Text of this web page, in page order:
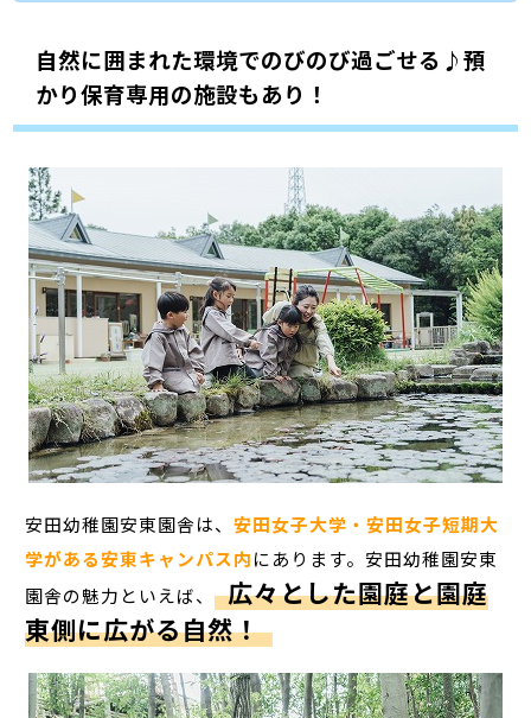
自然に囲まれた環境でのびのび過ごせる♪預
かり保育専用の施設もあり！
安田幼稚園安東園舎は、安田女子大学・安田女子短期大
学がある安東キャンパス内にあります。安田幼稚園安東
園舎の魅力といえば、 広々とした園庭と園庭
東側に広がる自然！